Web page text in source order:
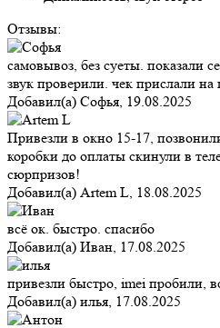
Отзывы:
самовывоз, без суеты. показали
звук проверили. чек прислали на
Добавил(а) Софья, 19.08.2025
Привезли в окно 15-17,
коробки до оплаты скинули в
сюрпризов!
Добавил(а) Artem L, 18.08.2025
всё ок. быстро. спасибо
Добавил(а) Иван, 17.08.2025
привезли быстро, imei пробили,
Добавил(а) илья, 17.08.2025